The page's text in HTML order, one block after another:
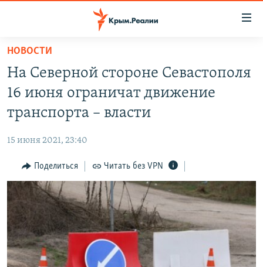
Вернуться
основному
содержанию
главной
Вернутся
поиску
СПЕЦПРОЕКТЫ
11 ЛЕТ ОККУПАЦИИ КРЫМА. 11 ИСТОРИЙ СОПРОТИВЛЕНИЯ
ЕЩЕ
ИНТЕРАКТИВ
ИНФОГРАФИКА
ТЕЛЕПРОЕКТ КРЫМ.РЕАЛИИ
СОВЕТЫ ПРАВОЗАЩИТНИКОВ
ПРОПАВШИЕ БЕЗ ВЕСТИ
РАДІО СВОБОДА
КАК ОБОЙТИ БЛОКИРОВКУ
Українською
Qırımtatar
НОВОСТИ
На Северной стороне Севастополя
16 июня ограничат движение
транспорта – власти
15 июня 2021, 23:40
Поделиться Читать без VPN